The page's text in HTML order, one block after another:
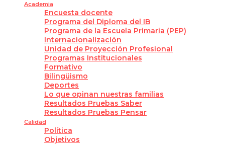
Academia
Encuesta docente
Programa del Diploma del IB
Programa de la Escuela Primaria (PEP)
Internacionalización
Unidad de Proyección Profesional
Programas Institucionales
Formativo
Bilingüismo
Deportes
Lo que opinan nuestras familias
Resultados Pruebas Saber
Resultados Pruebas Pensar
Calidad
Política
Objetivos